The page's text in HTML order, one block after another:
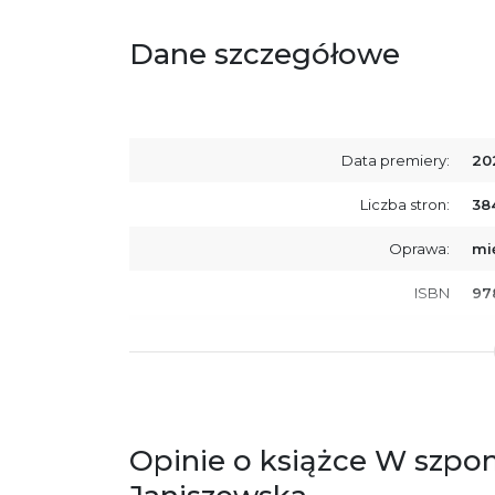
Dane szczegółowe
Data premiery:
Liczba stron:
Oprawa:
ISBN
Opinie o książce W